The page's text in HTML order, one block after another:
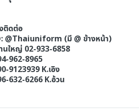
ติดต่อ
@Thaiuniform (มี @ ข้างหน้า)
นใหญ่ 02-933-6858
962-8965
9123939 K.เอิง
632-6266 K.อ้วน